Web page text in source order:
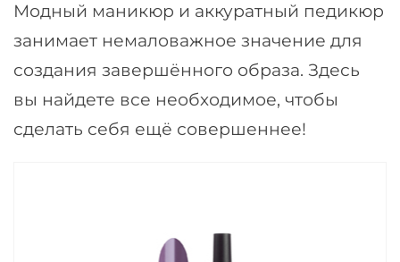
Модный маникюр и аккуратный педикюр
занимает немаловажное значение для
создания завершённого образа. Здесь
вы найдете все необходимое, чтобы
сделать себя ещё совершеннее!